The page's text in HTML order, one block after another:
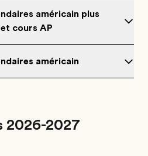
américain plus
cours AP
américain
2026-2027